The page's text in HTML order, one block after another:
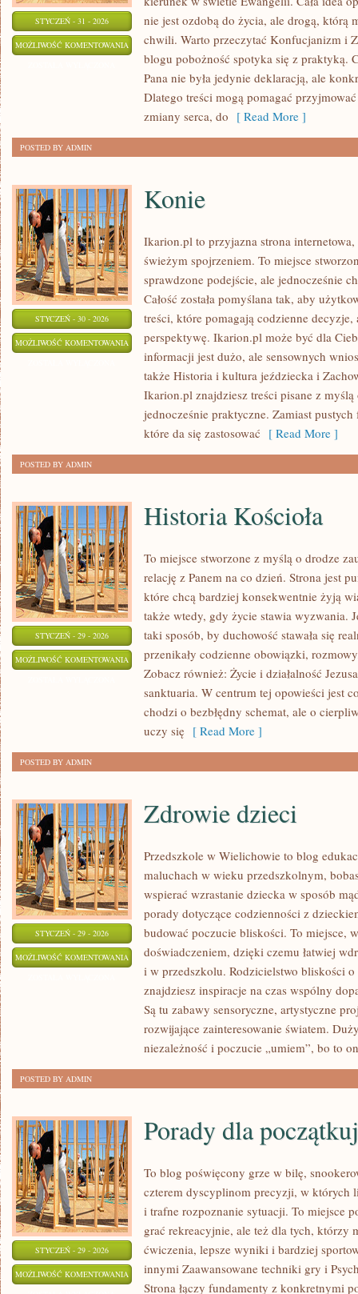
STYCZEŃ - 31 - 2026
MOŻLIWOŚĆ KOMENTOWANIA RELIGIA
NAUKA
nie jest ozdobą do życia, ale drogą, którą
chwili. Warto przeczytać Konfucjanizm i
blogu pobożność spotyka się z praktyką.
Pana nie była jedynie deklaracją, ale
Dlatego treści mogą pomagać
zmiany serca, do [ Read More ]
POSTED BY ADMIN
STYCZEŃ - 30 - 2026
MOŻLIWOŚĆ KOMENTOWANIA KONIE
Konie
Ikarion.pl to przyjazna strona
świeżym spojrzeniem. To miejsce
sprawdzone podejście, ale jednocześnie
Całość została pomyślana tak, aby
treści, które pomagają codzienne
perspektywę. Ikarion.pl może być dla
informacji jest dużo, ale sensownych
także Historia i kultura jeździecka i
Ikarion.pl znajdziesz treści pisane z
jednocześnie praktyczne. Zamiast
które da się zastosować [ Read More ]
POSTED BY ADMIN
STYCZEŃ - 29 - 2026
MOŻLIWOŚĆ KOMENTOWANIA HISTORIA
KOŚCIOŁA
Historia Kościoła
To miejsce stworzone z myślą o drodze
relację z Panem na co dzień. Strona jest
które chcą bardziej konsekwentnie żyją
także wtedy, gdy życie stawia wyzwania.
taki sposób, by duchowość stawała się
przenikały codzienne obowiązki,
Zobacz również: Życie i działalność
sanktuaria. W centrum tej opowieści jest
chodzi o bezbłędny schemat, ale o
uczy się [ Read More ]
POSTED BY ADMIN
STYCZEŃ - 29 - 2026
MOŻLIWOŚĆ KOMENTOWANIA ZDROWIE
DZIECI
Zdrowie dzieci
Przedszkole w Wielichowie to blog
maluchach w wieku przedszkolnym,
wspierać wzrastanie dziecka w sposób
porady dotyczące codzienności z
budować poczucie bliskości. To miejsce,
doświadczeniem, dzięki czemu łatwiej
i w przedszkolu. Rodzicielstwo bliskości
znajdziesz inspiracje na czas wspólny
Są tu zabawy sensoryczne, artystyczne
rozwijające zainteresowanie światem.
niezależność i poczucie „umiem”, bo to
POSTED BY ADMIN
STYCZEŃ - 29 - 2026
MOŻLIWOŚĆ KOMENTOWANIA PORADY
Porady dla
To blog poświęcony grze w bilę,
czterem dyscyplinom precyzji, w których
i trafne rozpoznanie sytuacji. To miejsce
grać rekreacyjnie, ale też dla tych, którzy
ćwiczenia, lepsze wyniki i bardziej
innymi Zaawansowane techniki gry i
Strona łączy fundamenty z konkretnymi